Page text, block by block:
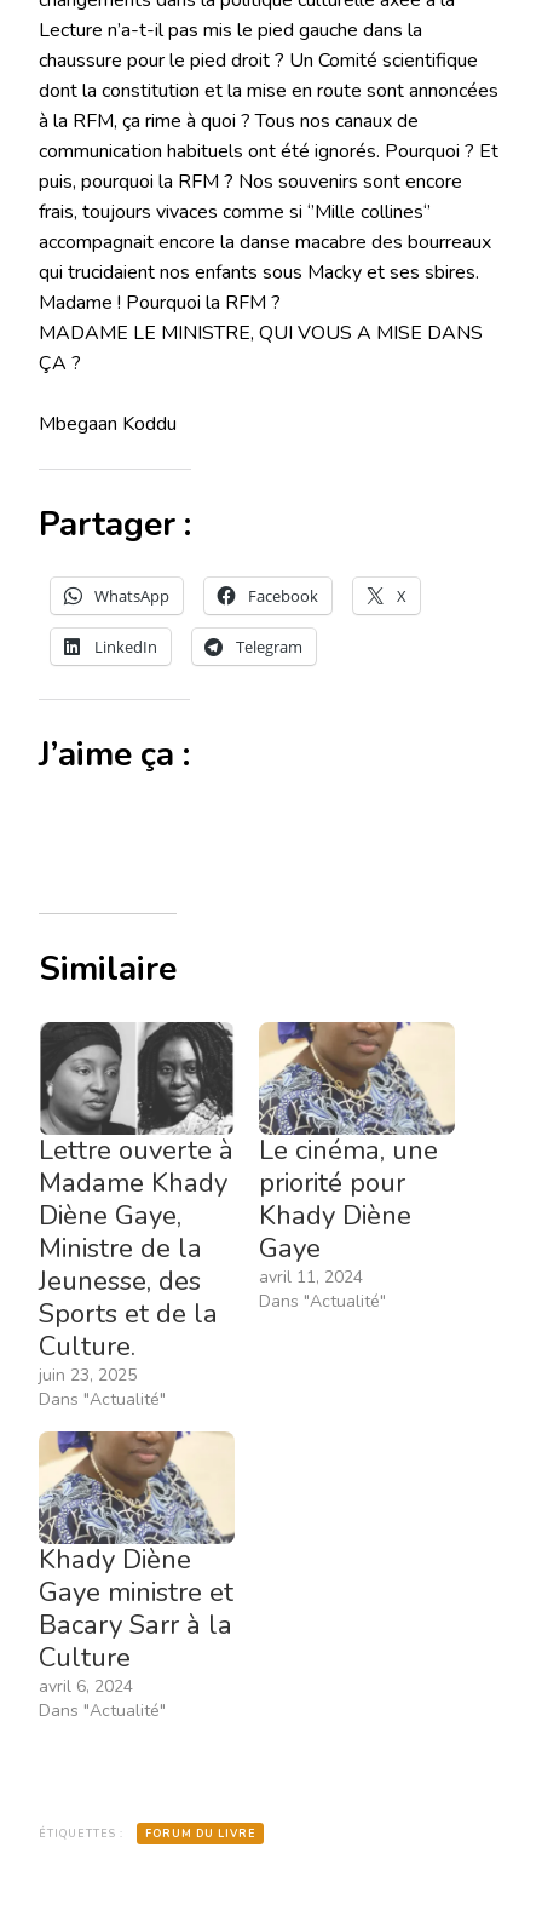
Lecture n’a-t-il pas mis le pied gauche dans la
chaussure pour le pied droit ? Un Comité scientifique
dont la constitution et la mise en route sont annoncées
à la RFM, ça rime à quoi ? Tous nos canaux de
communication habituels ont été ignorés. Pourquoi ? Et
puis, pourquoi la RFM ? Nos souvenirs sont encore
frais, toujours vivaces comme si ‘’Mille collines‘’
accompagnait encore la danse macabre des bourreaux
qui trucidaient nos enfants sous Macky et ses sbires.
Madame ! Pourquoi la RFM ?
MADAME LE MINISTRE, QUI VOUS A MISE DANS
ÇA ?
Mbegaan Koddu
Partager :
WhatsApp Facebook X
LinkedIn Telegram
J’aime ça :
Similaire
Lettre ouverte à
Madame Khady
Diène Gaye,
Ministre de la
Jeunesse, des
Sports et de la
Culture.
juin 23, 2025
Dans "Actualité"
Le cinéma, une
priorité pour
Khady Diène
Gaye
avril 11, 2024
Dans "Actualité"
Khady Diène
Gaye ministre et
Bacary Sarr à la
Culture
avril 6, 2024
Dans "Actualité"
ÉTIQUETTES : FORUM DU LIVRE